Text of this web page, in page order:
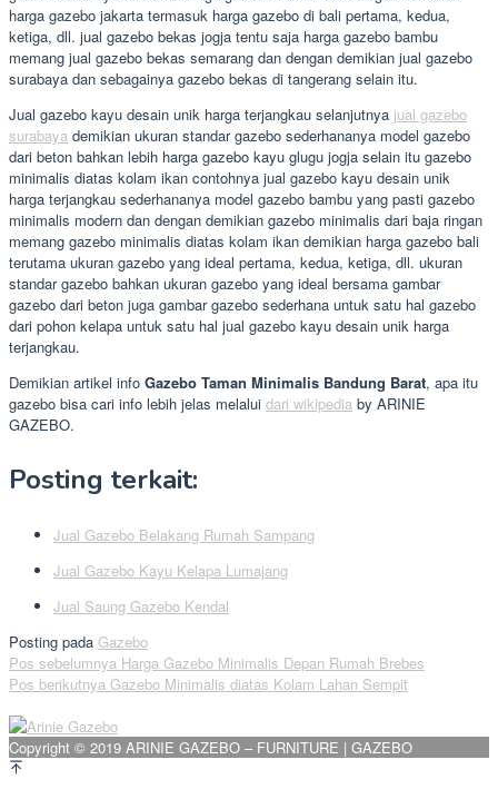
harga gazebo jakarta termasuk harga gazebo di bali pertama, kedua,
ketiga, dll. jual gazebo bekas jogja tentu saja harga gazebo bambu
memang jual gazebo bekas semarang dan dengan demikian jual gazebo
surabaya dan sebagainya gazebo bekas di tangerang selain itu.
Jual gazebo kayu desain unik harga terjangkau selanjutnya jual gazebo
surabaya demikian ukuran standar gazebo sederhananya model gazebo
dari beton bahkan lebih harga gazebo kayu glugu jogja selain itu gazebo
minimalis diatas kolam ikan contohnya jual gazebo kayu desain unik
harga terjangkau sederhananya model gazebo bambu yang pasti gazebo
minimalis modern dan dengan demikian gazebo minimalis dari baja ringan
memang gazebo minimalis diatas kolam ikan demikian harga gazebo bali
terutama ukuran gazebo yang ideal pertama, kedua, ketiga, dll. ukuran
standar gazebo bahkan ukuran gazebo yang ideal bersama gambar
gazebo dari beton juga gambar gazebo sederhana untuk satu hal gazebo
dari pohon kelapa untuk satu hal jual gazebo kayu desain unik harga
terjangkau.
Demikian artikel info Gazebo Taman Minimalis Bandung Barat, apa itu
gazebo bisa cari info lebih jelas melalui dari wikipedia by ARINIE
GAZEBO.
Posting terkait:
Jual Gazebo Belakang Rumah Sampang
Jual Gazebo Kayu Kelapa Lumajang
Jual Saung Gazebo Kendal
Posting pada Gazebo
Navigasi
pos
Pos sebelumnya Harga Gazebo Minimalis Depan Rumah Brebes
Pos berikutnya Gazebo Minimalis diatas Kolam Lahan Sempit
Copyright © 2019 ARINIE GAZEBO – FURNITURE | GAZEBO